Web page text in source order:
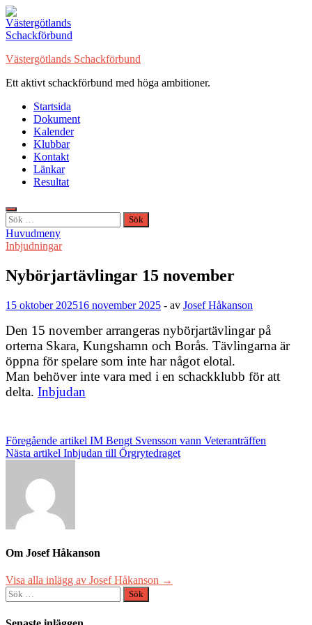
Hoppa
till
innehåll
Västergötlands Schackförbund
Ett aktivt schackförbund med höga ambitioner.
Startsida
Dokument
Kalender
Klubbar
Kontakt
Länkar
Resultat
Sök
efter:
Huvudmeny
Inbjudningar
Nybörjartävlingar 15 november
15 oktober 202516 november 2025 - av Josef Håkanson
Den 15 november arrangeras nybörjartävlingar på
orterna Skara, Kungshamn och Borås. Tävlingarna är
öppna för spelare som inte har något elotal.
Man behöver inte vara med i en schackklubb för att
delta. Inbjudan
Inläggsnavigering
Föregående artikel IM Bengt Svensson vann Veteranträffen
Nästa artikel Inbjudan till Örgrytedraget
Om Josef Håkanson
Visa alla inlägg av Josef Håkanson →
Sök
efter: